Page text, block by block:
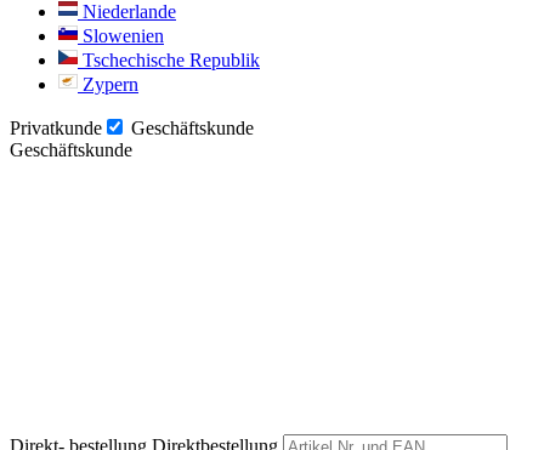
Niederlande
Slowenien
Tschechische Republik
Zypern
Privatkunde
Geschäftskunde
Geschäftskunde